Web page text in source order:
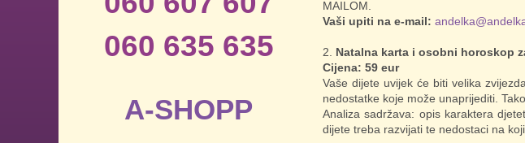
060 635 635
A-SHOPP
MAILOM.
Vaši upiti na e-mail:
Natalna karta i osobni horoskop
Cijena: 59 eur
Vaše dijete uvijek će biti velika
nedostatke koje može unaprijediti.
Analiza sadržava: opis karaktera
dijete treba razvijati te nedostaci na